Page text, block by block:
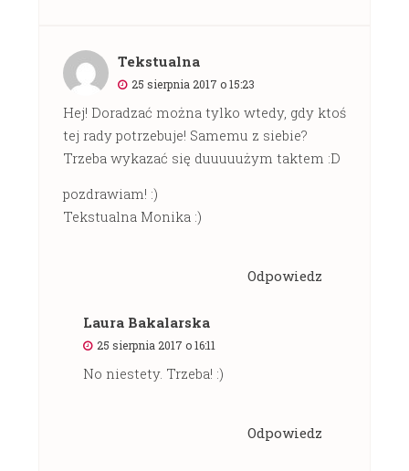
Tekstualna
25 sierpnia 2017 o 15:23
Hej! Doradzać można tylko wtedy, gdy ktoś
tej rady potrzebuje! Samemu z siebie?
Trzeba wykazać się duuuuużym taktem :D
pozdrawiam! :)
Tekstualna Monika :)
Odpowiedz
Laura Bakalarska
25 sierpnia 2017 o 16:11
No niestety. Trzeba! :)
Odpowiedz